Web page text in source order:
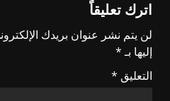
اترك تعليقاً
لن يتم نشر عنوان بريدك
إليها بـ*
التعليق *